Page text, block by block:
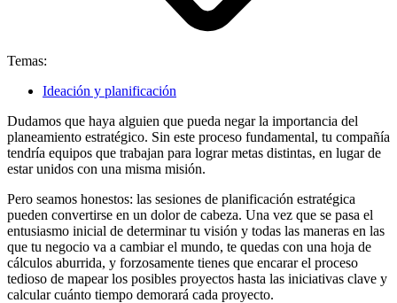
Temas:
Ideación y planificación
Dudamos que haya alguien que pueda negar la importancia del
planeamiento estratégico. Sin este proceso fundamental, tu compañía
tendría equipos que trabajan para lograr metas distintas, en lugar de
estar unidos con una misma misión.
Pero seamos honestos: las sesiones de planificación estratégica
pueden convertirse en un dolor de cabeza. Una vez que se pasa el
entusiasmo inicial de determinar tu visión y todas las maneras en las
que tu negocio va a cambiar el mundo, te quedas con una hoja de
cálculos aburrida, y forzosamente tienes que encarar el proceso
tedioso de mapear los posibles proyectos hasta las iniciativas clave y
calcular cuánto tiempo demorará cada proyecto.